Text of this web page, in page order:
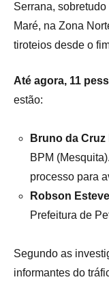
Serrana,
Maré, na Zona
tiroteios desde o
Até agora, 11
estão:
Bruno da Cruz
BPM
processo para
Robson
Prefeitura de
Segundo as
informantes do